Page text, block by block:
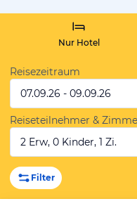
Nur Hotel
Reisezeitraum
07.09.26 - 09.09.26
Reiseteilnehmer &
2 Erw, 0 Kinder, 1 Zi.
Filter